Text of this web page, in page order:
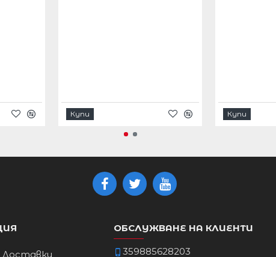
127см
Купи Купи
Доставки
ОБСЛУЖВАНЕ НА КЛИЕНТИ
359885628203